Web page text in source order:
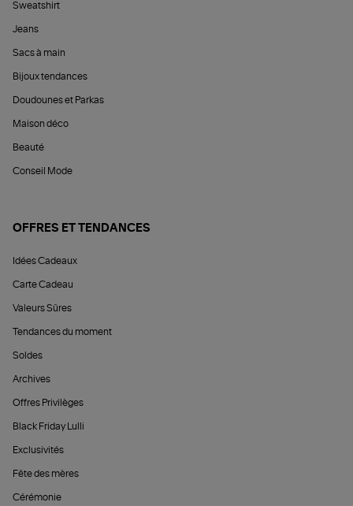
Sweatshirt
Jeans
Sacs à main
Bijoux tendances
Doudounes et Parkas
Maison déco
Beauté
Conseil Mode
OFFRES ET TENDANCES
Idées Cadeaux
Carte Cadeau
Valeurs Sûres
Tendances du moment
Soldes
Archives
Offres Privilèges
Black Friday Lulli
Exclusivités
Fête des mères
Cérémonie